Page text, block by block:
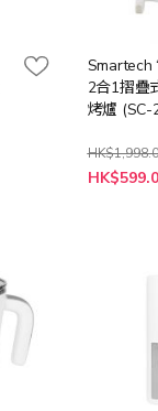
Smartech
2合1摺疊
烤爐 (SC-
HK$1,998.0
特
殊
HK$599.0